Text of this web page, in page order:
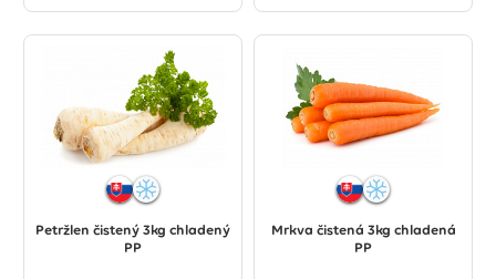
Petržlen čistený 3kg chladený
PP
Mrkva čistená 3kg chladená
PP